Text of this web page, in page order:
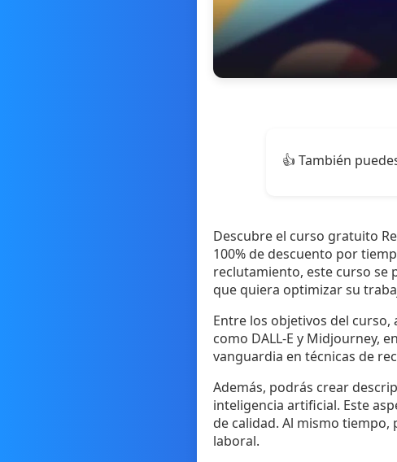
👍 También
Descubre el curso gratuito
100% de descuento por
reclutamiento, este curso se
que quiera optimizar su
Entre los objetivos del
como DALL-E y Midjourney,
vanguardia en técnicas de
Además, podrás crear
inteligencia artificial. Este
de calidad. Al mismo
laboral.